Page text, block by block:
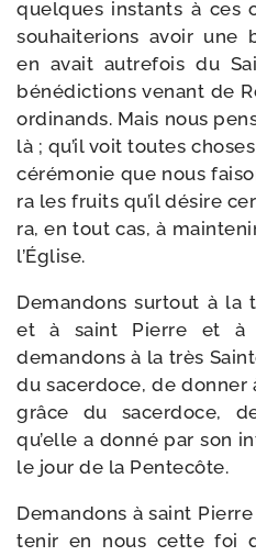
quelques ins­tants à ces
sou­hai­te­rions avoir une
en avait autre­fois du
béné­dic­tions venant de
ordi­nands. Mais nous
là ; qu’il voit toutes
céré­mo­nie que nous
ra les fruits qu’il désire
ra, en tout cas, à
l’Église.
Demandons sur­tout à la
et à saint Pierre et à
deman­dons à la très
du sacer­doce, de don­ner
grâce du sacer­doce,
qu’elle a don­né par son
le jour de la Pentecôte.
Demandons à saint
te­nir en nous cette foi